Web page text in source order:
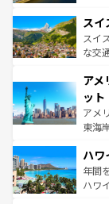
を参
は、お
ドイ
リア
ティ
戦な
ンツ
スイ
スイ
な交
の建
博物
こと
者向
着の
アメ
ット
アメ
東海
のよ
ンメ
西部
ハワ
年間
ハワ